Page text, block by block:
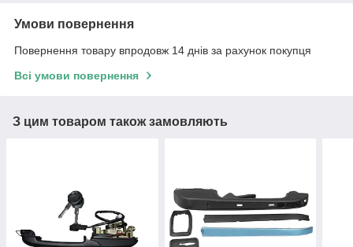
Умови повернення
Повернення товару впродовж 14 днів за рахунок покупця
Всі умови повернення
З цим товаром також замовляють